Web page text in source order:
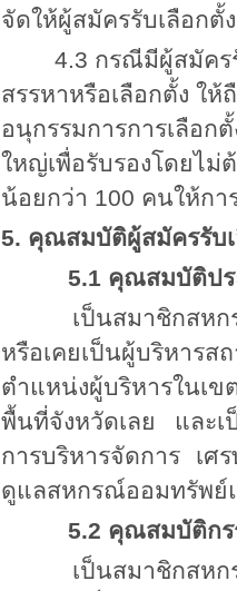
จัดให้ผู้สมัครรับเลือกตั้
4.3 กรณีมีผู้สมัคร
สรรหาหรือเลือกตั้ง ใ
อนุกรรมการการเลือก
ใหญ่เพื่อรับรองโดยไม่
น้อยกว่า 100 คนให้กา
5. คุณสมบัติผู้สมัครรับ
5.1 คุณสมบัติประ
เป็นสมาชิกสหกรณ์
หรือเคยเป็นผู้บริหา
ตำแหน่งผู้บริหารในเ
พื้นที่จังหวัดเลย และ
การบริหารจัดการ เศ
ดูแลสหกรณ์ออมทรัพย์
5.2 คุณสมบัติกร
เป็นสมาชิกสหกรณ์